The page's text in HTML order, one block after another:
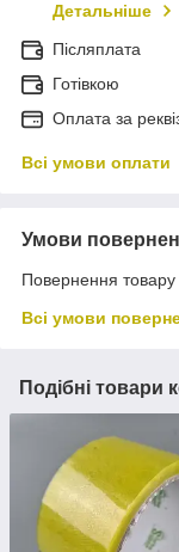
Детальніше
Післяплата
Готівкою
Оплата за
Всі умови оплати
Умови
Повернення
Всі умови
Подібні товари